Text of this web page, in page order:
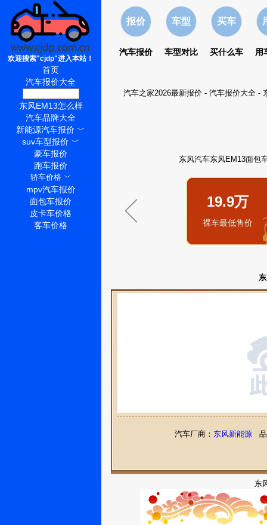
报价
汽车报价
车型
车型对比
买车
买什么车 用
汽车之家2026最新报价 - 汽车报价大全 -
东风汽车东风EM13面包
19.9万
裸车最低售价
汽车厂商： 东风新能源 品
东
欢迎搜索"cjdp"进入本站！
首页
汽车报价大全
东风EM13怎么样
汽车品牌大全
新能源汽车报价 ﹀
suv车型报价 ﹀
豪车报价
跑车报价
轿车价格﹀
mpv汽车报价
面包车报价
皮卡车价格
客车价格